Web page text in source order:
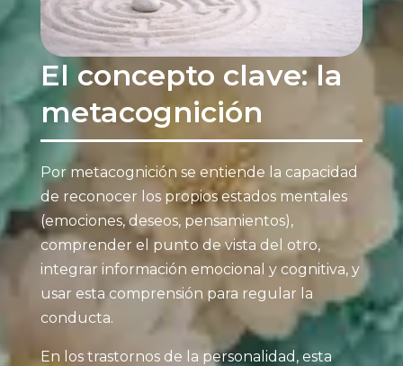
El concepto clave: la
metacognición
Por metacognición se entiende la capacidad
de reconocer los propios estados mentales
(emociones, deseos, pensamientos),
comprender el punto de vista del otro,
integrar información emocional y cognitiva, y
usar esta comprensión para regular la
conducta.
En los trastornos de la personalidad, esta